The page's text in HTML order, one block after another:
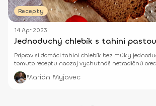
Recepty
14 Apr 2023
Jednoduchý chlebík s tahini
Priprav si domáci tahini chlebík bez múky
tomuto receptu naozaj vychutnáš netradičnú
výživného sezamu.
Marián Myjavec